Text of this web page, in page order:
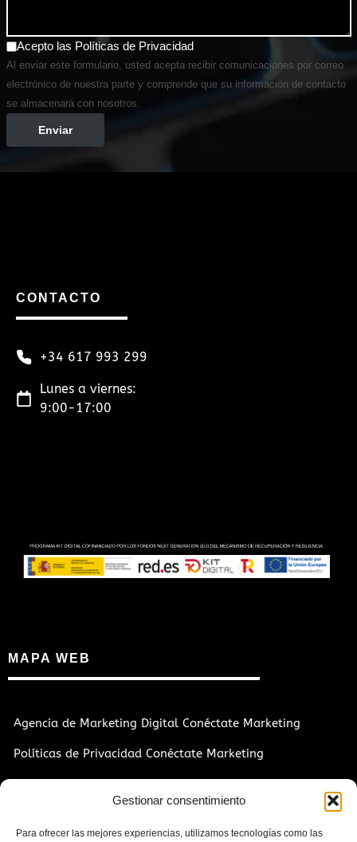
Gestionar consentimiento
Para ofrecer las mejores experiencias, utilizamos tecnologías como las
Acepto las Políticas de Privacidad
Al enviar este formulario, usted acepta recibir comunicaciones por correo
electrónico de nuestra parte y comprende que su información de contacto
se almacenará con nosotros.
Enviar
CONTACTO
+34 617 993 299
Lunes a viernes:
9:00-17:00
MAPA WEB
Agencia de Marketing Digital Conéctate Marketing
Políticas de Privacidad Conéctate Marketing
Contacto